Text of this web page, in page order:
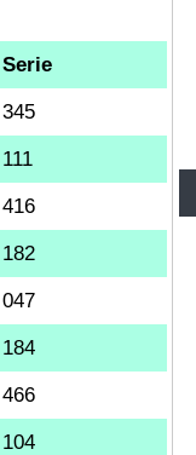
Serie
345
111
416
182
047
184
466
104